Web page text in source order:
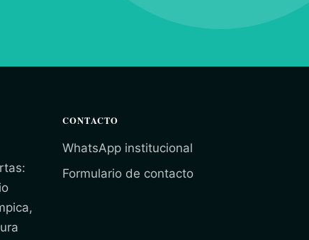
CONTACTO
WhatsApp institucional
Formulario de contacto